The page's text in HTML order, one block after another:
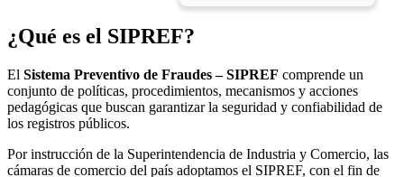
¿Qué es el SIPREF?
El Sistema Preventivo de Fraudes – SIPREF comprende un
conjunto de políticas, procedimientos, mecanismos y acciones
pedagógicas que buscan garantizar la seguridad y confiabilidad de
los registros públicos.
Por instrucción de la Superintendencia de Industria y Comercio, las
cámaras de comercio del país adoptamos el SIPREF, con el fin de